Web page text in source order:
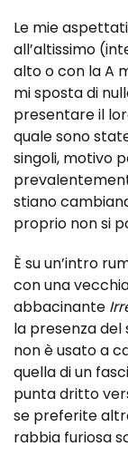
Le mie
all’altissimo
alto o con la A
mi sposta di
presentare il
quale sono
singoli, motivo
stiano
proprio non si
È su un’intro
con una
abbacinante
la presenza del
non è usato a
quella di un
punta dritto
se preferite
rabbia furiosa